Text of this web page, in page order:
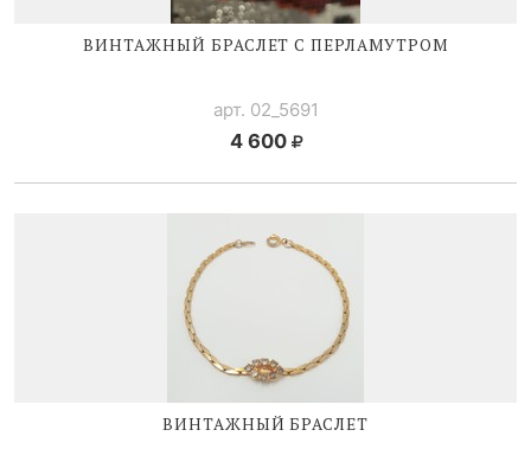
ВИНТАЖНЫЙ БРАСЛЕТ С ПЕРЛАМУТРОМ
арт. 02_5691
4 600
ВИНТАЖНЫЙ БРАСЛЕТ